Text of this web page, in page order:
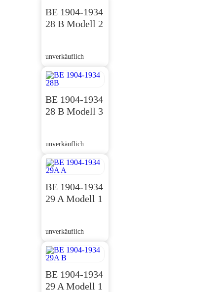
BE 1904-1934
28 B Modell 2
unverkäuflich
BE 1904-1934
28 B Modell 3
unverkäuflich
BE 1904-1934
29 A Modell 1
unverkäuflich
BE 1904-1934
29 A Modell 1